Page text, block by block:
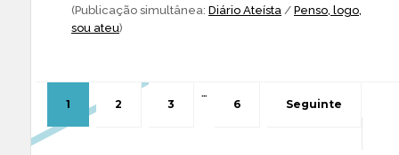
(Publicação simultânea: Diário Ateísta / Penso, logo,
sou ateu)
1 2 3
…
6 Seguinte